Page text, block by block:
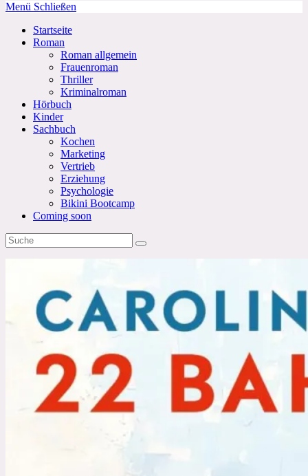
Menü Schließen
Startseite
Roman
Roman allgemein
Frauenroman
Thriller
Kriminalroman
Hörbuch
Kinder
Sachbuch
Kochen
Marketing
Vertrieb
Erziehung
Psychologie
Bikini Bootcamp
Coming soon